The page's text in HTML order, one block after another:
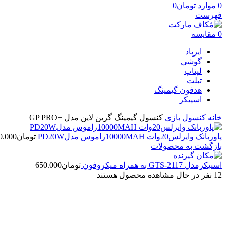
0 موارد تومان0
فهرست
0 مقایسه
ایرپاد
گوشی
لپتاپ
تبلت
هدفون گیمینگ
اسپیکر
خانه کنسول بازی کنسول گیمینگ گرین لاین مدل +GP PRO
پاوربانک وایرلس20وات 10000MAHراموس مدلPD20W تومان
بازگشت به محصولات
اسپیکرمدل GTS-2117 به همراه میکروفون تومان650.000
12 نفر در حال مشاهده محصول هستند